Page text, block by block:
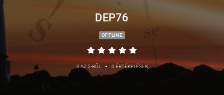
DEP76
OFFLINE
0 AZ 5-BŐL • 0 ÉRTÉKELÉSEK